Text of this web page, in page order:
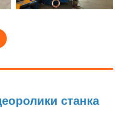
станка